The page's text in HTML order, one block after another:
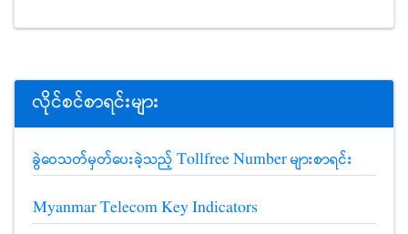
လိုင်စင်စာရင်းများ
ခွဲဝေသတ်မှတ်ပေးခဲ့သည့် Tollfree Number များစာရင်း
Myanmar Telecom Key Indicators